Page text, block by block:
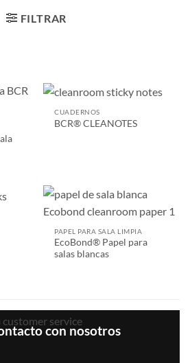
FILTRAR
CUADERNOS
BCR® CLEANOTES
PAPEL PARA SALA LIMPIA
EcoBond® Papel para
salas blancas
con nosotros